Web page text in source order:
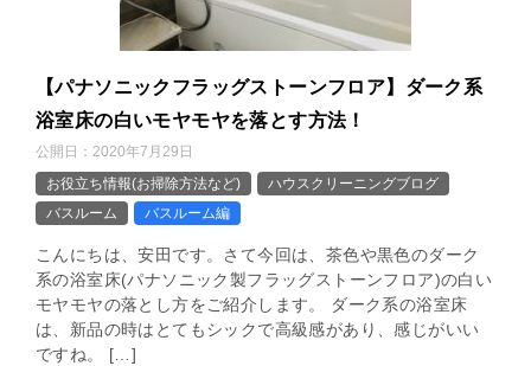
【パナソニックフラッグストーンフロア】ダーク系
浴室床の白いモヤモヤを落とす方法！
公開日： 2020年7月29日
お役立ち情報(お掃除方法など)
ハウスクリーニングブログ
バスルーム
バスルーム編
こんにちは、安田です。さて今回は、茶色や黒色のダーク
系の浴室床(パナソニック製フラッグストーンフロア)の白い
モヤモヤの落とし方をご紹介します。 ダーク系の浴室床
は、新品の時はとてもシックで高級感があり、感じがいい
ですね。 […]